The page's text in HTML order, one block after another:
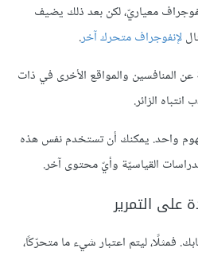
معياريّ، لكن بعد ذلك يضيف
لإنفوجراف متحرك آخر.
المنافسين والمواقع الأخرى في ذات
الزائر.
واحد. يمكنك أن تستخدم نفس هذه
القياسيّة وأيّ محتوى آخر.
فمثلًا، ليتم اعتبار شيء ما متحرّكًا،